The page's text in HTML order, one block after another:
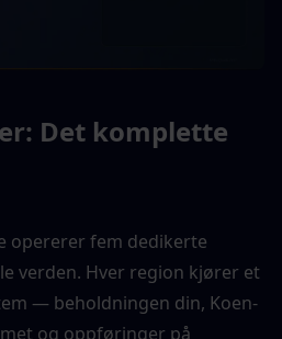
Det komplette
opererer fem dedikerte
verden. Hver region kjører et
— beholdningen din, Koen-
og oppføringer på